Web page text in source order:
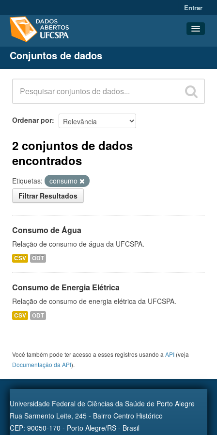
Entrar
Conjuntos de dados
Organizações
Grupos
Sobre
Conjuntos de dados
Ordenar por
2 conjuntos de dados
encontrados
Etiquetas:
consumo
Filtrar Resultados
Consumo de Água
Relação de consumo de água da UFCSPA.
CSV ODT
Consumo de Energia Elétrica
Relação de consumo de energia elétrica da UFCSPA.
CSV ODT
Você também pode ter acesso a esses registros usando a API (veja
Documentação da API).
Universidade Federal de Ciências da Saúde de Porto Alegre
Rua Sarmento Leite, 245 - Bairro Centro Histórico
CEP: 90050-170 - Porto Alegre/RS - Brasil